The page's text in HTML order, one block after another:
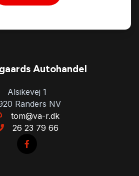
Autohandel
Alsikevej 1
Randers NV
tom@va-r.dk
26 23 79 66